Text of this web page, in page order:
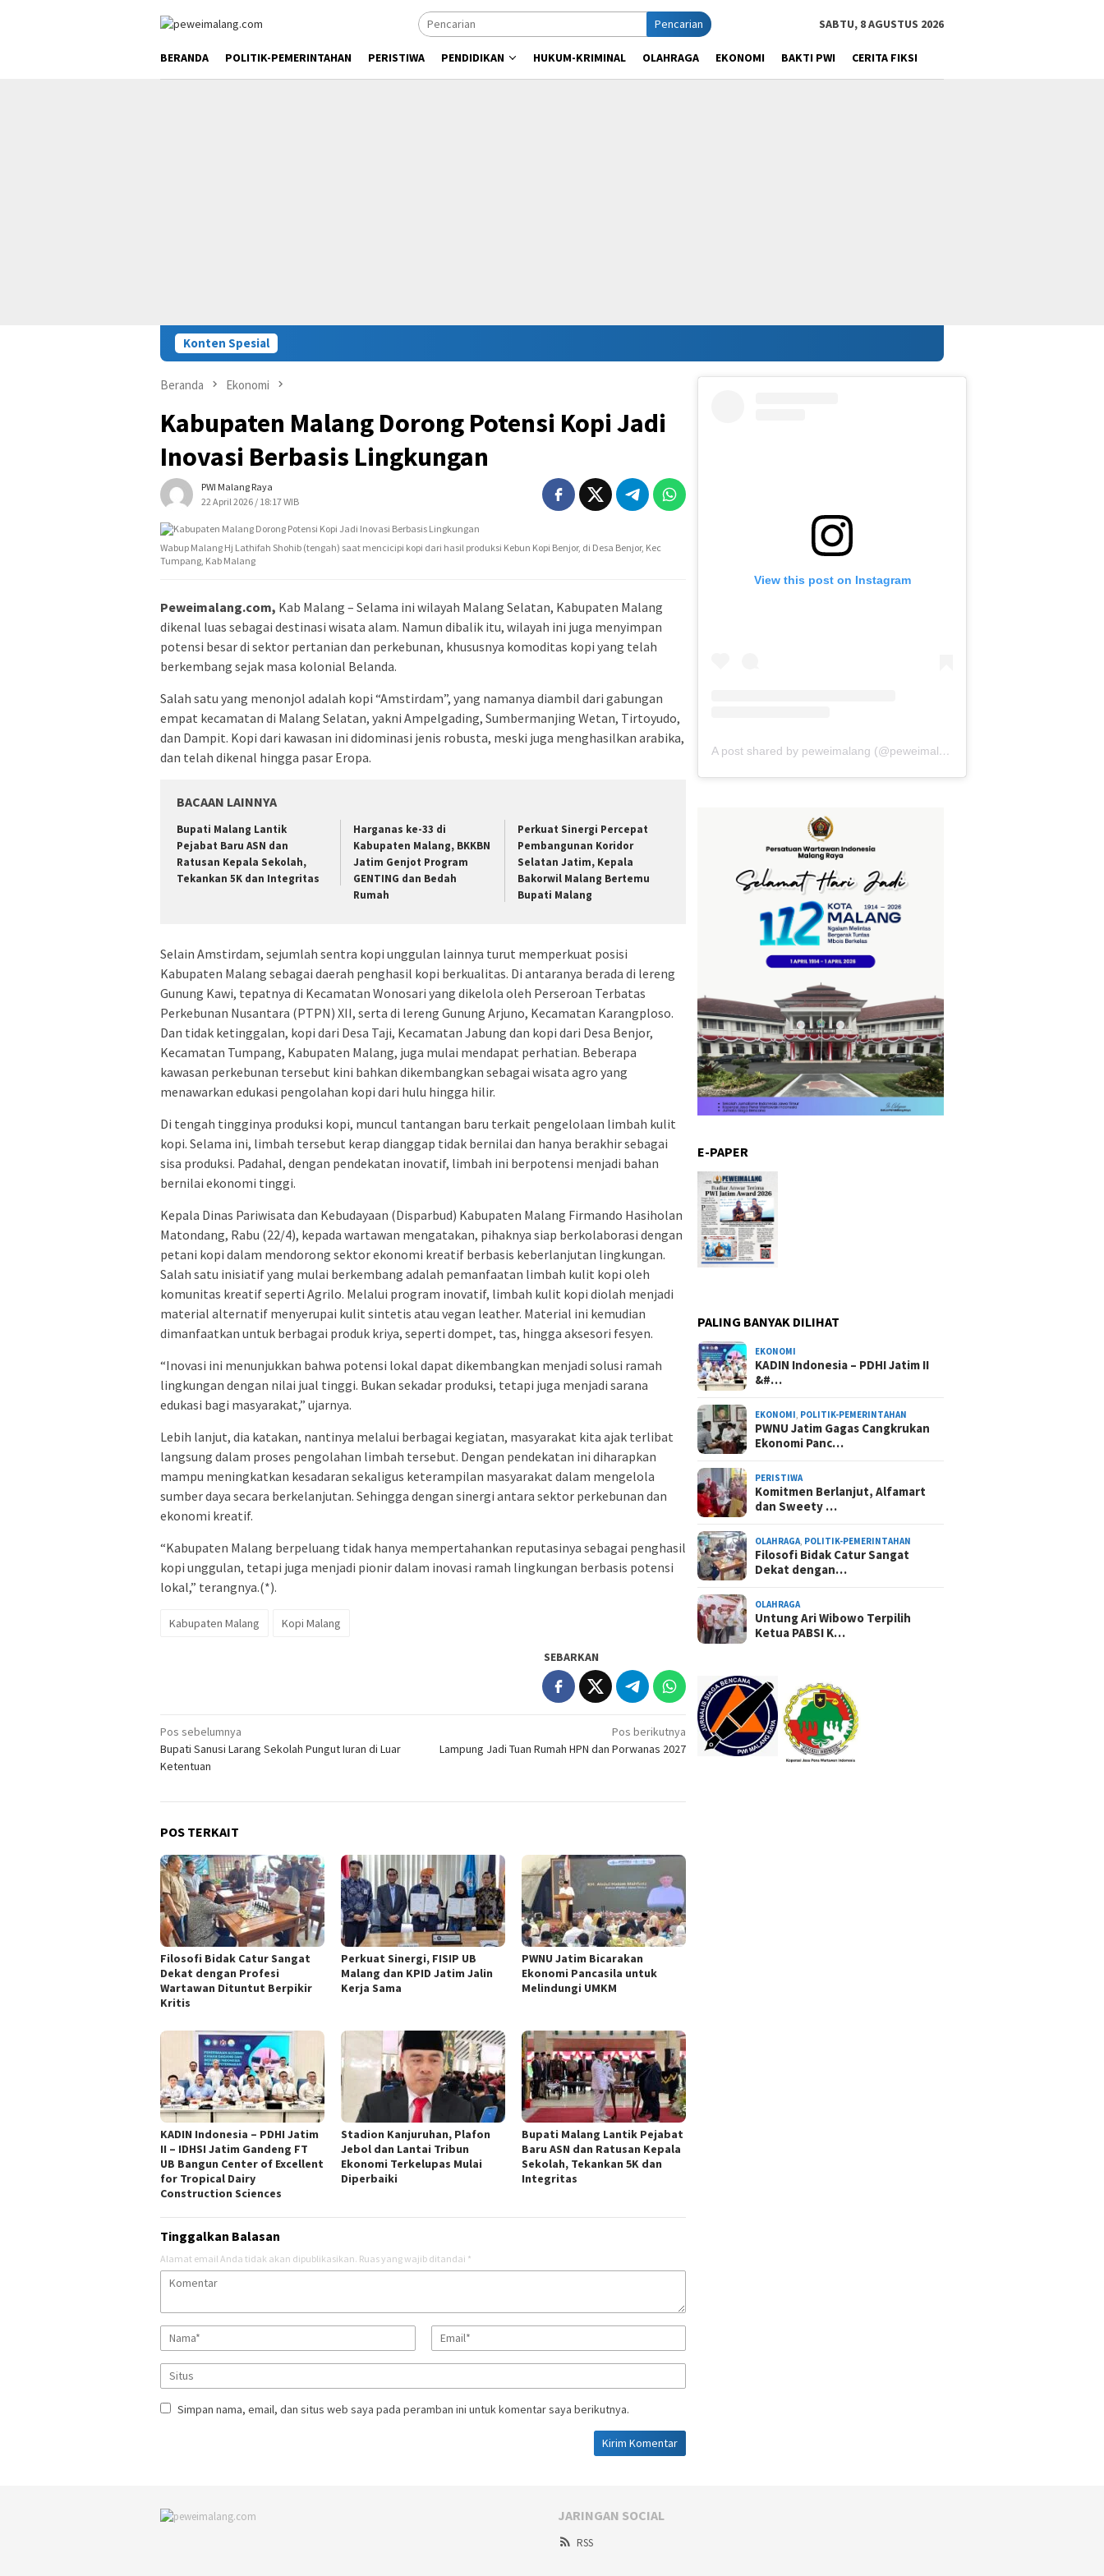
Pencarian SABTU, 8 AGUSTUS 2026
BERANDA POLITIK-PEMERINTAHAN PERISTIWA PENDIDIKAN HUKUM-KRIMINAL OLAHRAGA EKONOMI BAKTI PWI CERITA FIKSI
Konten Spesial
Beranda Ekonomi
Kabupaten Malang Dorong Potensi Kopi Jadi
Inovasi Berbasis Lingkungan
PWI Malang Raya
22 April 2026 / 18:17 WIB
Wabup Malang Hj Lathifah Shohib (tengah) saat mencicipi kopi dari hasil produksi Kebun Kopi Benjor, di Desa Benjor, Kec
Tumpang, Kab Malang
Peweimalang.com, Kab Malang – Selama ini wilayah Malang Selatan, Kabupaten Malang
dikenal luas sebagai destinasi wisata alam. Namun dibalik itu, wilayah ini juga menyimpan
potensi besar di sektor pertanian dan perkebunan, khususnya komoditas kopi yang telah
berkembang sejak masa kolonial Belanda.
Salah satu yang menonjol adalah kopi “Amstirdam”, yang namanya diambil dari gabungan
empat kecamatan di Malang Selatan, yakni Ampelgading, Sumbermanjing Wetan, Tirtoyudo,
dan Dampit. Kopi dari kawasan ini didominasi jenis robusta, meski juga menghasilkan arabika,
dan telah dikenal hingga pasar Eropa.
BACAAN LAINNYA
Bupati Malang Lantik
Pejabat Baru ASN dan
Ratusan Kepala Sekolah,
Tekankan 5K dan Integritas
Harganas ke-33 di
Kabupaten Malang, BKKBN
Jatim Genjot Program
GENTING dan Bedah
Rumah
Perkuat Sinergi Percepat
Pembangunan Koridor
Selatan Jatim, Kepala
Bakorwil Malang Bertemu
Bupati Malang
Selain Amstirdam, sejumlah sentra kopi unggulan lainnya turut memperkuat posisi
Kabupaten Malang sebagai daerah penghasil kopi berkualitas. Di antaranya berada di lereng
Gunung Kawi, tepatnya di Kecamatan Wonosari yang dikelola oleh Perseroan Terbatas
Perkebunan Nusantara (PTPN) XII, serta di lereng Gunung Arjuno, Kecamatan Karangploso.
Dan tidak ketinggalan, kopi dari Desa Taji, Kecamatan Jabung dan kopi dari Desa Benjor,
Kecamatan Tumpang, Kabupaten Malang, juga mulai mendapat perhatian. Beberapa
kawasan perkebunan tersebut kini bahkan dikembangkan sebagai wisata agro yang
menawarkan edukasi pengolahan kopi dari hulu hingga hilir.
Di tengah tingginya produksi kopi, muncul tantangan baru terkait pengelolaan limbah kulit
kopi. Selama ini, limbah tersebut kerap dianggap tidak bernilai dan hanya berakhir sebagai
sisa produksi. Padahal, dengan pendekatan inovatif, limbah ini berpotensi menjadi bahan
bernilai ekonomi tinggi.
Kepala Dinas Pariwisata dan Kebudayaan (Disparbud) Kabupaten Malang Firmando Hasiholan
Matondang, Rabu (22/4), kepada wartawan mengatakan, pihaknya siap berkolaborasi dengan
petani kopi dalam mendorong sektor ekonomi kreatif berbasis keberlanjutan lingkungan.
Salah satu inisiatif yang mulai berkembang adalah pemanfaatan limbah kulit kopi oleh
komunitas kreatif seperti Agrilo. Melalui program inovatif, limbah kulit kopi diolah menjadi
material alternatif menyerupai kulit sintetis atau vegan leather. Material ini kemudian
dimanfaatkan untuk berbagai produk kriya, seperti dompet, tas, hingga aksesori fesyen.
“Inovasi ini menunjukkan bahwa potensi lokal dapat dikembangkan menjadi solusi ramah
lingkungan dengan nilai jual tinggi. Bukan sekadar produksi, tetapi juga menjadi sarana
edukasi bagi masyarakat,” ujarnya.
Lebih lanjut, dia katakan, nantinya melalui berbagai kegiatan, masyarakat kita ajak terlibat
langsung dalam proses pengolahan limbah tersebut. Dengan pendekatan ini diharapkan
mampu meningkatkan kesadaran sekaligus keterampilan masyarakat dalam mengelola
sumber daya secara berkelanjutan. Sehingga dengan sinergi antara sektor perkebunan dan
ekonomi kreatif.
“Kabupaten Malang berpeluang tidak hanya mempertahankan reputasinya sebagai penghasil
kopi unggulan, tetapi juga menjadi pionir dalam inovasi ramah lingkungan berbasis potensi
lokal,” terangnya.(*).
Kabupaten Malang Kopi Malang
SEBARKAN
Navigasi
pos
Pos sebelumnya
Bupati Sanusi Larang Sekolah Pungut Iuran di Luar
Ketentuan
Pos berikutnya
Lampung Jadi Tuan Rumah HPN dan Porwanas 2027
POS TERKAIT
Filosofi Bidak Catur Sangat
Dekat dengan Profesi
Wartawan Dituntut Berpikir
Kritis
Perkuat Sinergi, FISIP UB
Malang dan KPID Jatim Jalin
Kerja Sama
PWNU Jatim Bicarakan
Ekonomi Pancasila untuk
Melindungi UMKM
KADIN Indonesia – PDHI Jatim
II – IDHSI Jatim Gandeng FT
UB Bangun Center of Excellent
for Tropical Dairy
Construction Sciences
Stadion Kanjuruhan, Plafon
Jebol dan Lantai Tribun
Ekonomi Terkelupas Mulai
Diperbaiki
Bupati Malang Lantik Pejabat
Baru ASN dan Ratusan Kepala
Sekolah, Tekankan 5K dan
Integritas
Tinggalkan Balasan
Alamat email Anda tidak akan dipublikasikan. Ruas yang wajib ditandai *
Simpan nama, email, dan situs web saya pada peramban ini untuk komentar saya berikutnya.
View this post on Instagram
A post shared by peweimalang (@peweimalang)
E-PAPER
PALING BANYAK DILIHAT
EKONOMI
KADIN Indonesia – PDHI Jatim II
&#…
EKONOMI, POLITIK-PEMERINTAHAN
PWNU Jatim Gagas Cangkrukan
Ekonomi Panc…
PERISTIWA
Komitmen Berlanjut, Alfamart
dan Sweety …
OLAHRAGA, POLITIK-PEMERINTAHAN
Filosofi Bidak Catur Sangat
Dekat dengan…
OLAHRAGA
Untung Ari Wibowo Terpilih
Ketua PABSI K…
JARINGAN SOCIAL
RSS